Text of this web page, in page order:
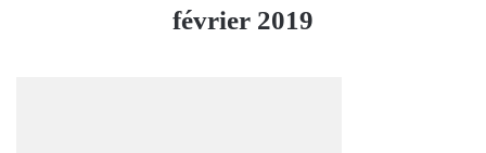
février 2019